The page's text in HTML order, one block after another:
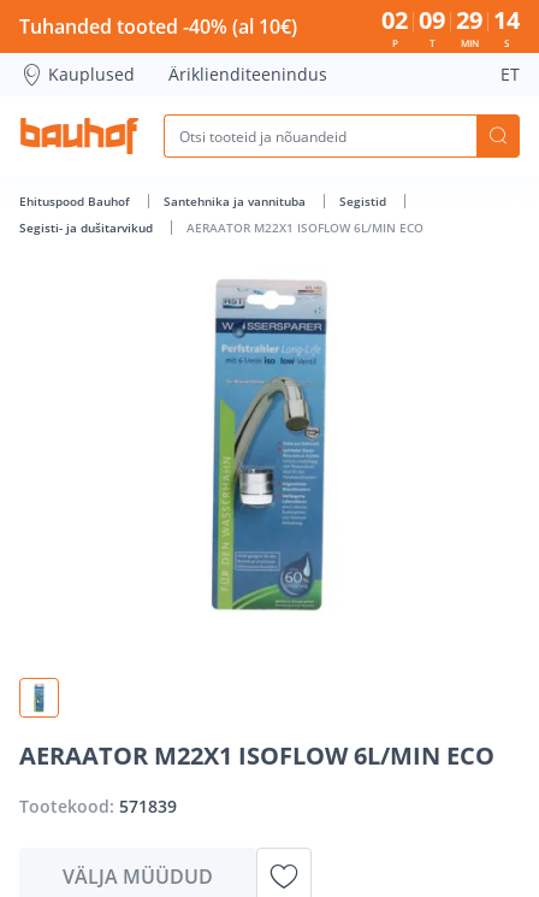
AERAATOR M22X1 ISOFLOW 6L/MIN ECO - Bauhof has
Tuhanded tooted -40% (al 10€) 02
P
09
T
29
MIN
13
S
Kauplused Äriklienditeenindus ET
Ehituspood Bauhof Santehnika ja vannituba
Segistid
Segisti- ja dušitarvikud
AERAATOR M22X1 ISOFLOW 6L/MIN ECO
AERAATOR M22X1 ISOFLOW 6L/MIN ECO
Tootekood: 571839
VÄLJA MÜÜDUD